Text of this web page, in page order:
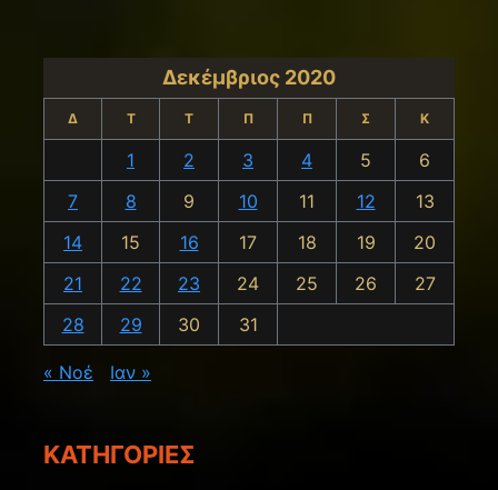
Δεκέμβριος 2020
Δ Τ Τ Π Π Σ Κ
1 2 3 4 5
6
7
8 9 10 11 12
13
14
15 16 17 18 19
20
21
22 23 24 25 26
27
28
29 30 31
« Νοέ Ιαν »
KΑΤΗΓΟΡΊΕΣ